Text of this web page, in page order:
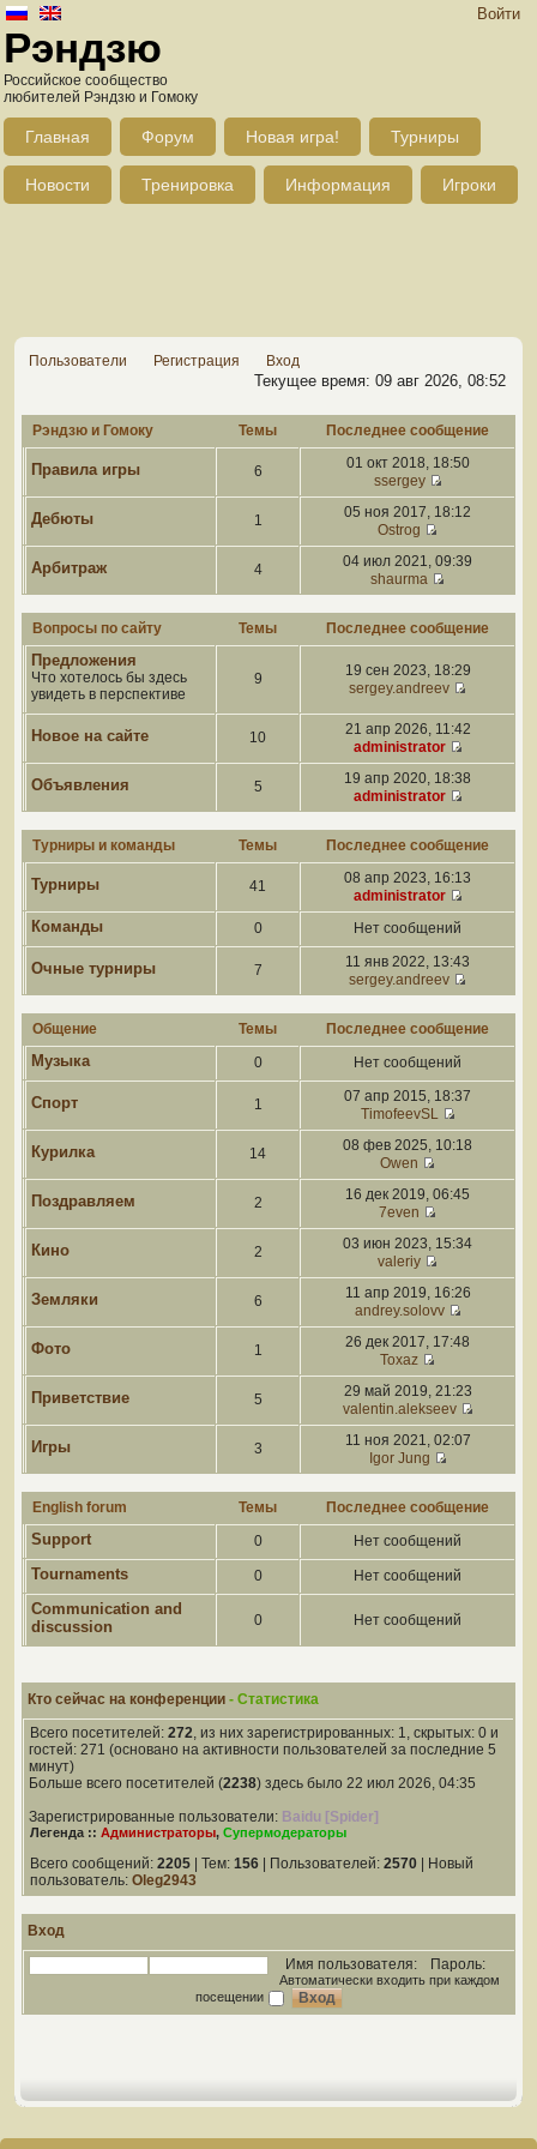
Войти
Рэндзю
Российское сообщество
любителей Рэндзю и Гомоку
Главная Форум Новая игра! Турниры
Новости Тренировка Информация Игроки
Пользователи Регистрация Вход
Текущее время: 09 авг 2026, 08:52
Рэндзю и Гомоку Темы Последнее сообщение
Правила игры 6
01 окт 2018, 18:50
ssergey
Дебюты 1
05 ноя 2017, 18:12
Ostrog
Арбитраж 4
04 июл 2021, 09:39
shaurma
Вопросы по сайту Темы Последнее сообщение
Предложения
Что хотелось бы здесь
увидеть в перспективе
9
19 сен 2023, 18:29
sergey.andreev
Новое на сайте 10
21 апр 2026, 11:42
administrator
Объявления 5
19 апр 2020, 18:38
administrator
Турниры и команды Темы Последнее сообщение
Турниры 41
08 апр 2023, 16:13
administrator
Команды 0 Нет сообщений
Очные турниры 7
11 янв 2022, 13:43
sergey.andreev
Общение Темы Последнее сообщение
Музыка 0 Нет сообщений
Спорт 1
07 апр 2015, 18:37
TimofeevSL
Курилка 14
08 фев 2025, 10:18
Owen
Поздравляем 2
16 дек 2019, 06:45
7even
Кино 2
03 июн 2023, 15:34
valeriy
Земляки 6
11 апр 2019, 16:26
andrey.solovv
Фото 1
26 дек 2017, 17:48
Toxaz
Приветствие 5
29 май 2019, 21:23
valentin.alekseev
Игры 3
11 ноя 2021, 02:07
Igor Jung
English forum Темы Последнее сообщение
Support 0 Нет сообщений
Tournaments 0 Нет сообщений
Communication and
discussion
0 Нет сообщений
Кто сейчас на конференции - Статистика
Всего посетителей: 272, из них зарегистрированных: 1, скрытых: 0 и
гостей: 271 (основано на активности пользователей за последние 5
минут)
Больше всего посетителей (2238) здесь было 22 июл 2026, 04:35
Зарегистрированные пользователи: Baidu [Spider]
Легенда :: Администраторы, Супермодераторы
Всего сообщений: 2205 | Тем: 156 | Пользователей: 2570 | Новый
пользователь: Oleg2943
Вход
Имя пользователя:
Пароль:
Автоматически входить при каждом
посещении